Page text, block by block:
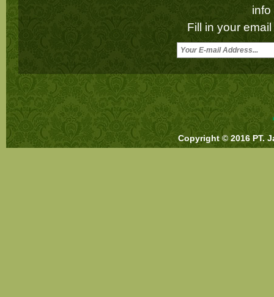
info
Fill in your
Copyright © 2016 PT.